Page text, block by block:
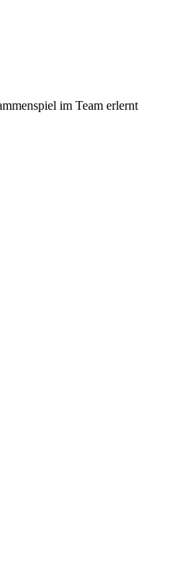
im Team erlernt